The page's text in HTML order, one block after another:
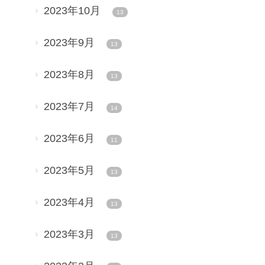
2023年10月 13
2023年9月 13
2023年8月 13
2023年7月 14
2023年6月 11
2023年5月 13
2023年4月 13
2023年3月 13